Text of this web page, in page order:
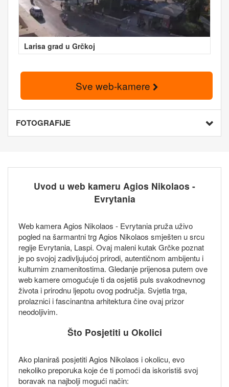
Larisa grad u Grčkoj
Sve web-kamere
FOTOGRAFIJE
Uvod u web kameru Agios Nikolaos -
Evrytania
Web kamera Agios Nikolaos - Evrytania pruža uživo
pogled na šarmantni trg Agios Nikolaos smješten u srcu
regije Evrytania, Laspi. Ovaj maleni kutak Grčke poznat
je po svojoj zadivljujućoj prirodi, autentičnom ambijentu i
kulturnim znamenitostima. Gledanje prijenosa putem ove
web kamere omogućuje ti da osjetiš puls svakodnevnog
života i prirodnu ljepotu ovog područja. Svjetla trga,
prolaznici i fascinantna arhitektura čine ovaj prizor
neodoljivim.
Što Posjetiti u Okolici
Ako planiraš posjetiti Agios Nikolaos i okolicu, evo
nekoliko preporuka koje će ti pomoći da iskoristiš svoj
boravak na najbolji mogući način: